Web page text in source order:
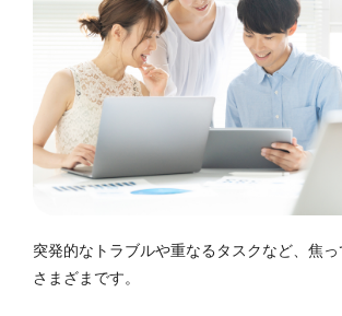
突発的なトラブルや重なるタスクなど、焦
さまざまです。